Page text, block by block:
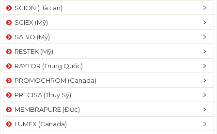
SCION (Hà Lan)
SCIEX (Mỹ)
SABIO (Mỹ)
RESTEK (Mỹ)
RAYTOR (Trung Quốc)
PROMOCHROM (Canada)
PRECISA (Thuỵ Sỹ)
MEMBRAPURE (Đức)
LUMEX (Canada)